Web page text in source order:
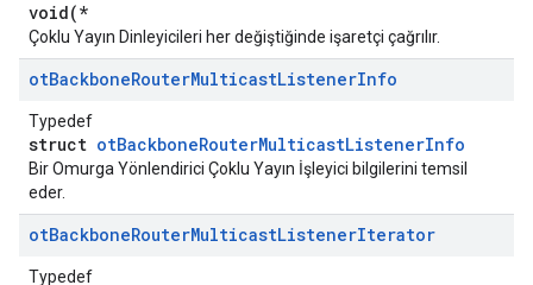
void(*
Çoklu Yayın Dinleyicileri her değiştiğinde işaretçi çağrılır.
otBackboneRouterMulticastListenerInfo
Typedef
struct otBackboneRouterMulticastListenerInfo
Bir Omurga Yönlendirici Çoklu Yayın İşleyici bilgilerini temsil
eder.
otBackboneRouterMulticastListenerIterator
Typedef